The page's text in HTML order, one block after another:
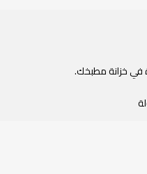
في خزانة مطبخك.